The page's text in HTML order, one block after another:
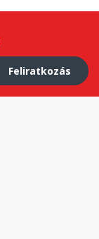
Feliratkozás